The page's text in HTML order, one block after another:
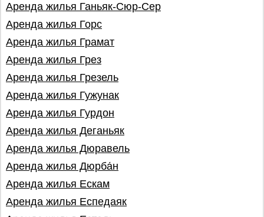
Аренда жилья Ганьяк-Сюр-Сер
Аренда жилья Горс
Аренда жилья Грамат
Аренда жилья Грез
Аренда жилья Грезель
Аренда жилья Гужунак
Аренда жилья Гурдон
Аренда жилья Деганьяк
Аренда жилья Дюравель
Аренда жилья Дюрба́н
Аренда жилья Ескам
Аренда жилья Еспедаяк